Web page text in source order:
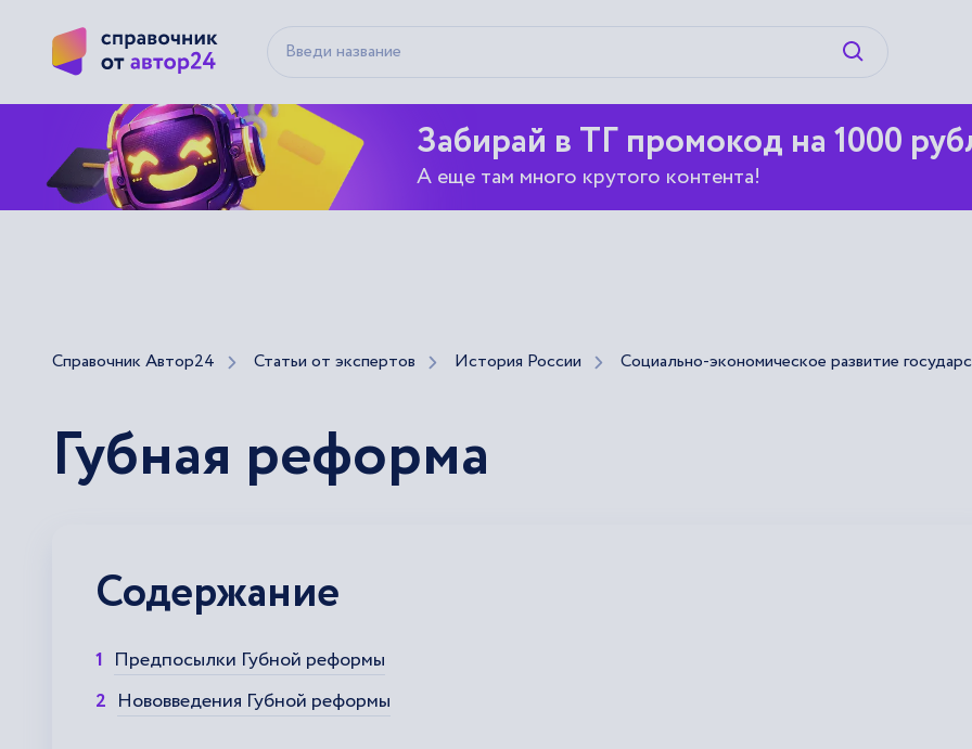
Искать
Забирай в ТГ промокод на 1000
А еще там много крутого контента!
Справочник Автор24 Статьи от экспертов История России Социально-экономическое развитие
Губная реформа
Содержание
Предпосылки Губной реформы
Нововведения Губной реформы